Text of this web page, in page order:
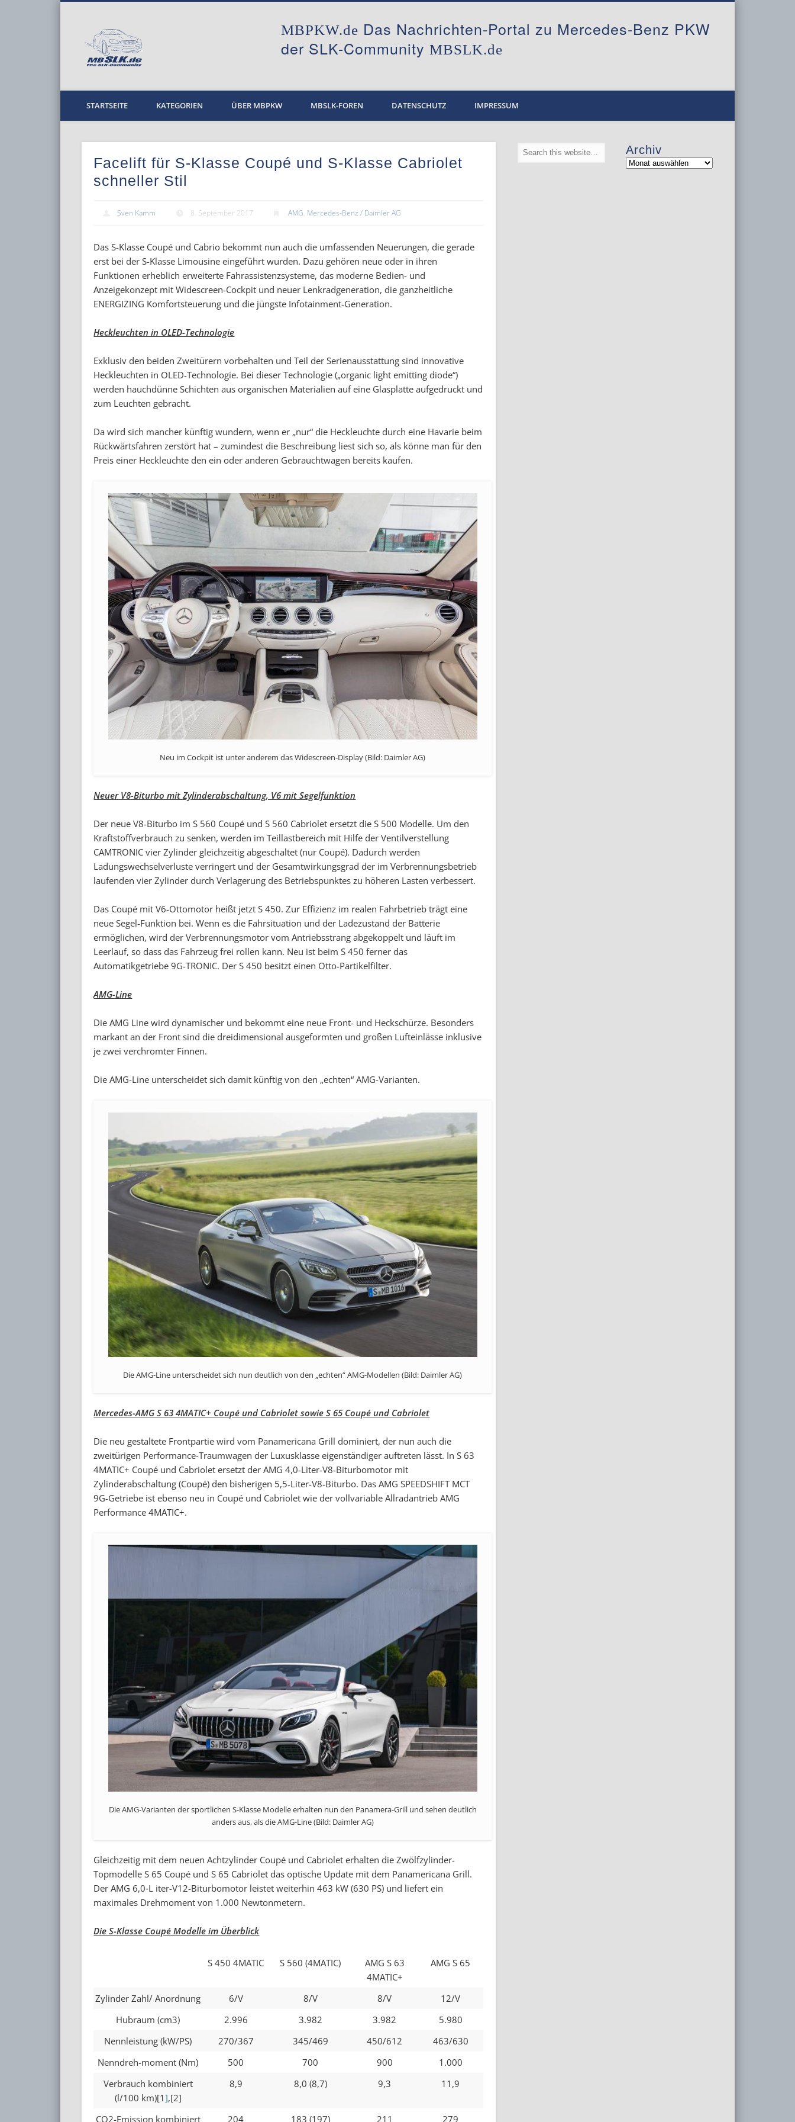
MBPKW
MBPKW.de Das Nachrichten-Portal zu Mercedes-Benz PKW
der SLK-CommunityMBSLK.de
STARTSEITE KATEGORIEN ÜBER MBPKW MBSLK-FOREN DATENSCHUTZ IMPRESSUM
Facelift für S-Klasse Coupé und S-Klasse Cabriolet
schneller Stil
Sven Kamm 8. September 2017 AMG, Mercedes-Benz / Daimler AG
Das S-Klasse Coupé und Cabrio bekommt nun auch die umfassenden Neuerungen, die gerade
erst bei der S-Klasse Limousine eingeführt wurden. Dazu gehören neue oder in ihren
Funktionen erheblich erweiterte Fahrassistenzsysteme, das moderne Bedien- und
Anzeigekonzept mit Widescreen-Cockpit und neuer Lenkradgeneration, die ganzheitliche
ENERGIZING Komfortsteuerung und die jüngste Infotainment-Generation.
Heckleuchten in OLED-Technologie
Exklusiv den beiden Zweitürern vorbehalten und Teil der Serienausstattung sind innovative
Heckleuchten in OLED-Technologie. Bei dieser Technologie („organic light emitting diode“)
werden hauchdünne Schichten aus organischen Materialien auf eine Glasplatte aufgedruckt und
zum Leuchten gebracht.
Da wird sich mancher künftig wundern, wenn er „nur“ die Heckleuchte durch eine Havarie beim
Rückwärtsfahren zerstört hat – zumindest die Beschreibung liest sich so, als könne man für den
Preis einer Heckleuchte den ein oder anderen Gebrauchtwagen bereits kaufen.
Neu im Cockpit ist unter anderem das Widescreen-Display (Bild: Daimler AG)
Neuer V8-Biturbo mit Zylinderabschaltung, V6 mit Segelfunktion
Der neue V8-Biturbo im S 560 Coupé und S 560 Cabriolet ersetzt die S 500 Modelle. Um den
Kraftstoffverbrauch zu senken, werden im Teillastbereich mit Hilfe der Ventilverstellung
CAMTRONIC vier Zylinder gleichzeitig abgeschaltet (nur Coupé). Dadurch werden
Ladungswechselverluste verringert und der Gesamtwirkungsgrad der im Verbrennungsbetrieb
laufenden vier Zylinder durch Verlagerung des Betriebspunktes zu höheren Lasten verbessert.
Das Coupé mit V6-Ottomotor heißt jetzt S 450. Zur Effizienz im realen Fahrbetrieb trägt eine
neue Segel-Funktion bei. Wenn es die Fahrsituation und der Ladezustand der Batterie
ermöglichen, wird der Verbrennungsmotor vom Antriebsstrang abgekoppelt und läuft im
Leerlauf, so dass das Fahrzeug frei rollen kann. Neu ist beim S 450 ferner das
Automatikgetriebe 9G-TRONIC. Der S 450 besitzt einen Otto-Partikelfilter.
AMG-Line
Die AMG Line wird dynamischer und bekommt eine neue Front- und Heckschürze. Besonders
markant an der Front sind die dreidimensional ausgeformten und großen Lufteinlässe inklusive
je zwei verchromter Finnen.
Die AMG-Line unterscheidet sich damit künftig von den „echten“ AMG-Varianten.
Die AMG-Line unterscheidet sich nun deutlich von den „echten“ AMG-Modellen (Bild: Daimler AG)
Mercedes-AMG S 63 4MATIC+ Coupé und Cabriolet sowie S 65 Coupé und Cabriolet
Die neu gestaltete Frontpartie wird vom Panamericana Grill dominiert, der nun auch die
zweitürigen Performance-Traumwagen der Luxusklasse eigenständiger auftreten lässt. In S 63
4MATIC+ Coupé und Cabriolet ersetzt der AMG 4,0-Liter-V8-Biturbomotor mit
Zylinderabschaltung (Coupé) den bisherigen 5,5-Liter-V8-Biturbo. Das AMG SPEEDSHIFT MCT
9G-Getriebe ist ebenso neu in Coupé und Cabriolet wie der vollvariable Allradantrieb AMG
Performance 4MATIC+.
Die AMG-Varianten der sportlichen S-Klasse Modelle erhalten nun den Panamera-Grill und sehen deutlich
anders aus, als die AMG-Line (Bild: Daimler AG)
Gleichzeitig mit dem neuen Achtzylinder Coupé und Cabriolet erhalten die Zwölfzylinder-
Topmodelle S 65 Coupé und S 65 Cabriolet das optische Update mit dem Panamericana Grill.
Der AMG 6,0‑L iter-V12-Biturbomotor leistet weiterhin 463 kW (630 PS) und liefert ein
maximales Drehmoment von 1.000 Newtonmetern.
Die S-Klasse Coupé Modelle im Überblick
S 450 4MATIC S 560 (4MATIC)
AMG S 63
4MATIC+
AMG S 65
Zylinder Zahl/ Anordnung 6/V 8/V 8/V
12/V
Hubraum (cm3)
2.996 3.982 3.982
5.980
Nennleistung (kW/PS)
270/367 345/469 450/612
463/630
Nenndreh-moment (Nm)
500 700 900
1.000
Verbrauch kombiniert
(l/100 km)[1],[2]
8,9 8,0 (8,7) 9,3 11,9
CO2-Emission kombiniert 204 183 (197) 211 279
Archiv
Archiv